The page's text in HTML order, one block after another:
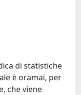
di statistiche
è oramai, per
che viene